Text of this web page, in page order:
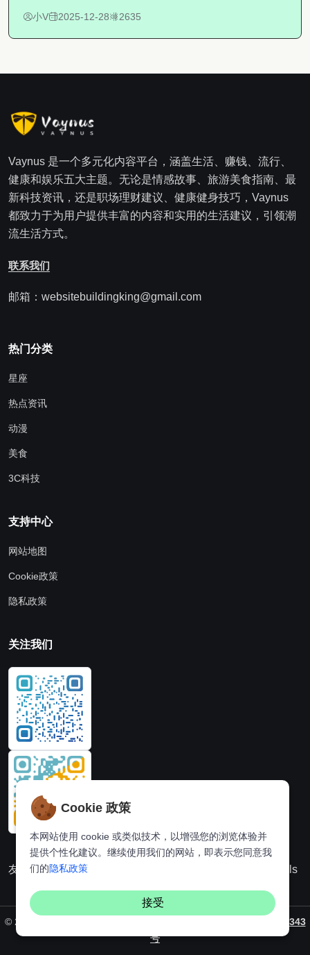
小V 2025-12-28 2635
Vaynus 是一个多元化内容平台，涵盖生活、赚钱、流行、
健康和娱乐五大主题。无论是情感故事、旅游美食指南、最
新科技资讯，还是职场理财建议、健康健身技巧，Vaynus
都致力于为用户提供丰富的内容和实用的生活建议，引领潮
流生活方式。
联系我们
邮箱：websitebuildingking@gmail.com
热门分类
星座
热点资讯
动漫
美食
3C科技
支持中心
网站地图
Cookie政策
隐私政策
关注我们
友情链接：动漫派 Hi,online tools
© 2026. All rights reserved by
粤ICP备2024231343
号
Cookie 政策
本网站使用 cookie 或类似技术，以增强您的浏览体验并
提供个性化建议。继续使用我们的网站，即表示您同意我
们的隐私政策
接受